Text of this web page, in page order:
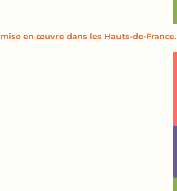
mise en œuvre dans les Hauts-de-France.